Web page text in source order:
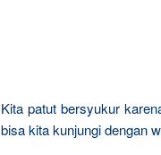
Kita patut bersyukur
bisa kita kunjungi dengan